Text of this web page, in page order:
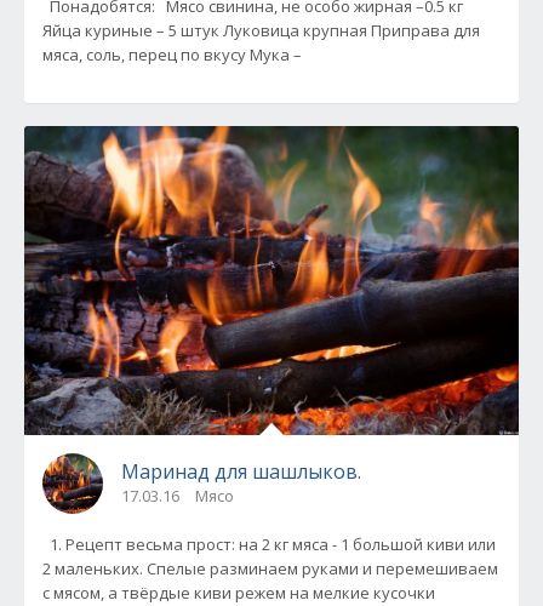
Понадобятся: Мясо свинина, не особо жирная –0.5 кг
Яйца куриные – 5 штук Луковица крупная Приправа для
мяса, соль, перец по вкусу Мука –
Маринад для шашлыков.
17.03.16 Мясо
2 маленьких. Спелые разминаем руками и перемешиваем
с мясом, а твёрдые киви режем на мелкие кусочки